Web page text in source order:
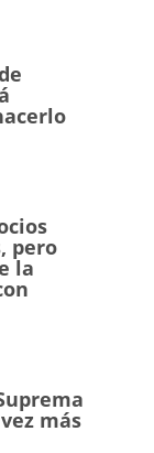
pero
la
más